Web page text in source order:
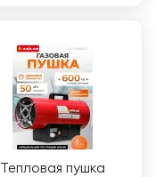
Тепловая пушка